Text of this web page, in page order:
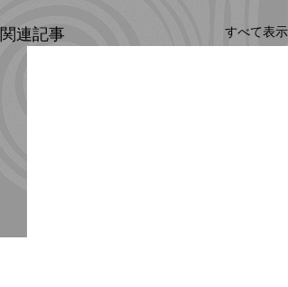
関連記事 すべて表示